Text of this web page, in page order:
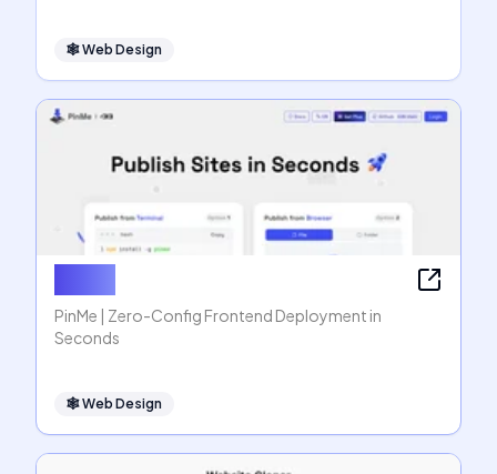
🕸Web Design
PinMe | Zero-Config Frontend Deployment in
Seconds
🕸Web Design